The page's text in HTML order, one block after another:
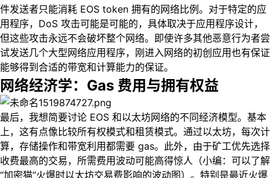
件发送者只能消耗 EOS token 拥有的网络比例。对于特定的应
用程序，DoS 攻击可能是可能的，具体取决于应用程序设计，
但这些攻击永远不会破坏整个网络。即使许多其他恶意行为者尝
试发送几个大型网络应用程序，刚进入网络的初创应用也有保证
能够得到合适的带宽和计算能力的保证。
网络经济学：Gas 费用与拥有权益
最后，我想简要讨论 EOS 和以太坊网络的不同经济模型。基本
上，这有点像比较所有权模式和租赁模式。通过以太坊，每次计
算，存储操作和带宽利用都需要 gas。此外，由于矿工优先选择
收费最高的交易，所需费用波动可能高得惊人（小编：可以了解
“加密猫”火爆时以太坊交易费影响的波动图）。特别是最近火爆